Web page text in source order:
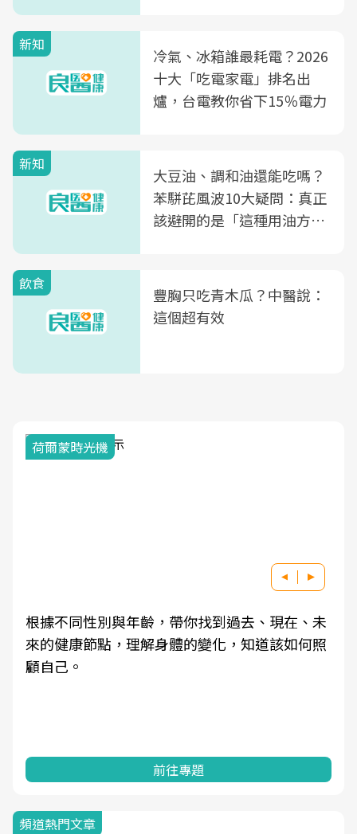
新知
冷氣、冰箱誰最耗電？2026
十大「吃電家電」排名出
爐，台電教你省下15％電力
新知
大豆油、調和油還能吃嗎？
苯駢芘風波10大疑問：真正
該避開的是「這種用油方
飲食
豐胸只吃青木瓜？中醫說：
這個超有效
荷爾蒙時光機
根據不同性別與年齡，帶你找到過去、現在、未
來的健康節點，理解身體的變化，知道該如何照
顧自己。
前往專題
頻道熱門文章